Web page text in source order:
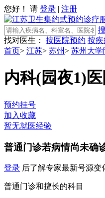
您好！ 请 登录 | 注册
找对医生：
按医院预约 按疾
首页> 江苏> 苏州> 苏州大学
内科(园夜1)
预约挂号
加入收藏
暂无就医经验
普通门诊若病情尚未确
登录 后了解专家最新号源变
普通门诊和擅长的科目